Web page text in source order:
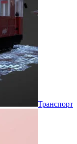
Транспорт